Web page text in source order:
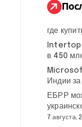
:
где
Intertop
в 450
Индии
ЕБРР
7 августа,